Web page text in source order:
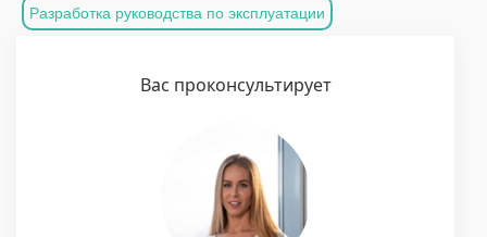
Разработка руководства по эксплуатации
Вас проконсультирует